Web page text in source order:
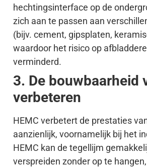
hechtingsinterface op de
zich aan te passen aan
(bijv. cement, gipsplaten,
waardoor het risico op
verminderd.
3. De bouwbaarheid
verbeteren
HEMC verbetert de prestaties
aanzienlijk, voornamelijk bij het
HEMC kan de tegellijm
verspreiden zonder op te